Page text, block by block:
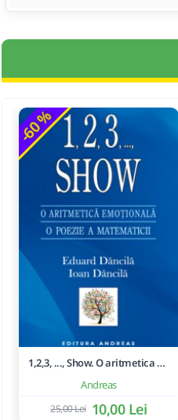
-60 %
Andreas
1,2,3, ..., Show. O aritmetica emotionala, o poezie a matematicii - Ioan Dancila
10,00 Lei
25,00 Lei